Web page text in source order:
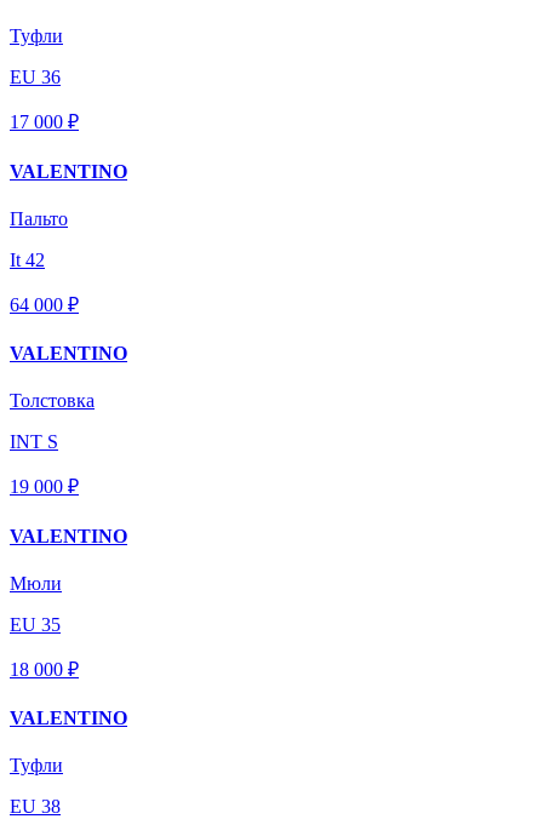
Туфли
EU 36
17 000 ₽
VALENTINO
Пальто
It 42
64 000 ₽
VALENTINO
Толстовка
INT S
19 000 ₽
VALENTINO
Мюли
EU 35
18 000 ₽
VALENTINO
Туфли
EU 38